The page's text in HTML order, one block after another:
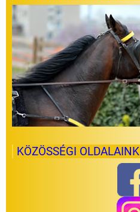
KÖZÖSSÉGI OLDALAINK